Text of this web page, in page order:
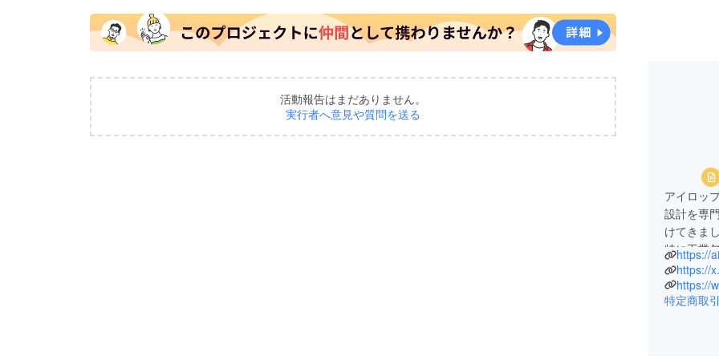
活動報告はまだありません。
実行者へ意見や質問を送る
アイロッ
設計を専
けてきま
特に工業
など工業
の為、段
を得意と
https://
https://
https://
特定商取